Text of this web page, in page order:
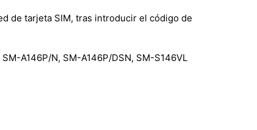
de tarjeta SIM, tras introducir el código de
A146P/N, SM-A146P/DSN, SM-S146VL